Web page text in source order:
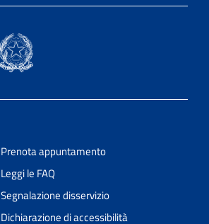
Prenota appuntamento
Leggi le FAQ
Segnalazione disservizio
Dichiarazione di accessibilità